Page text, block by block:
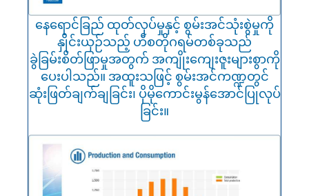
နေရောင်ခြည် ထုတ်လုပ်မှုနှင့် စွမ်းအင်သုံးစွဲမှုကို
နှိုင်းယှဉ်သည့် ဟီစတိုဂရမ်တစ်ခုသည်
ခွဲခြမ်းစိတ်ဖြာမှုအတွက် အကျိုးကျေးဇူးများစွာကို
ပေးပါသည်။ အထူးသဖြင့် စွမ်းအင်ကဏ္ဍတွင်
ဆုံးဖြတ်ချက်ချခြင်း၊ ပိုမိုကောင်းမွန်အောင်ပြုလုပ်
ခြင်း။